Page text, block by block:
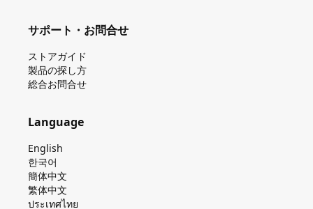
サポート・お問合せ
ストアガイド
製品の探し⽅
総合お問合せ
Language
English
한국어
簡体中文
繁体中文
ประเทศไทย